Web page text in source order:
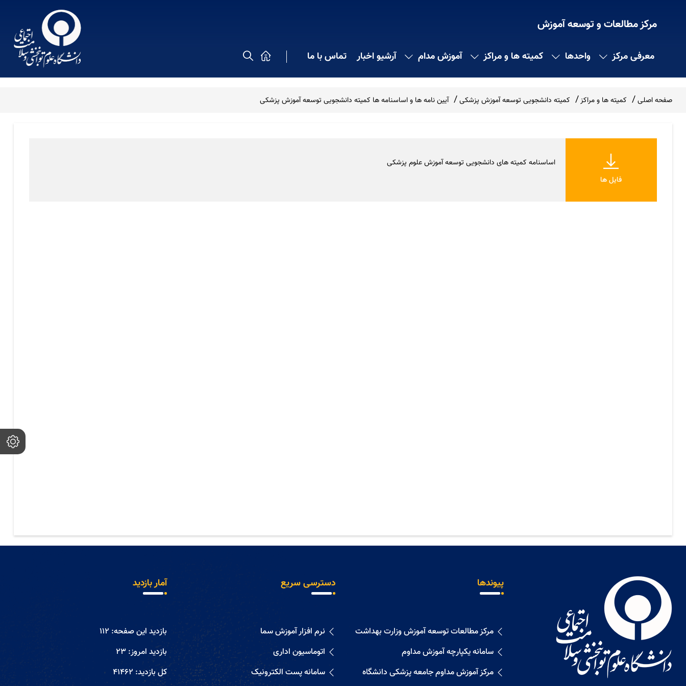
مرکز مطالعات و توسعه آموزش
معرفی مرکز واحدها کمیته ها و مراکز آموزش مدام آرشیو اخبار تماس با ما
صفحه اصلی کمیته ها و مراکز کمیته دانشجویی توسعه آموزش پزشکی آیین نامه ها و اساسنامه ها کمیته دانشجویی توسعه آموزش پزشکی
فایل ها
اساسنامه کمیته های دانشجویی توسعه آموزش علوم پزشکی
پیوندها
مرکز مطالعات توسعه آموزش وزارت بهداشت
سامانه یکپارچه آموزش مداوم
مرکز آموزش مداوم جامعه پزشکی دانشگاه
دسترسی سریع
نرم افزار آموزش سما
اتوماسیون اداری
سامانه پست الکترونیک
آمار بازدید
بازدید این صفحه: 112
بازدید امروز: 23
کل بازدید: 41462